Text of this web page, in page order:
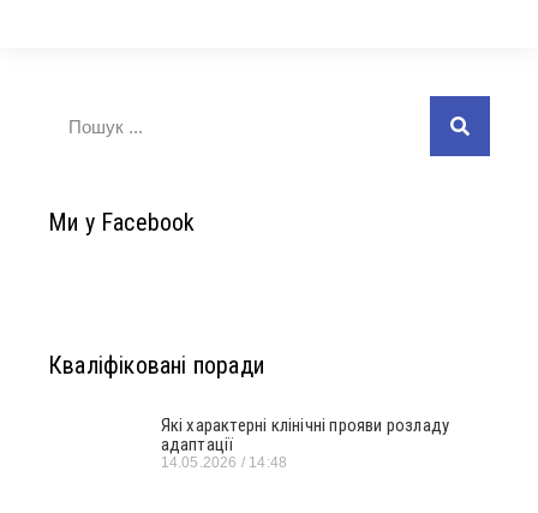
Ми у Facebook
Кваліфіковані поради
Які характерні клінічні прояви розладу
адаптації
14.05.2026 14:48